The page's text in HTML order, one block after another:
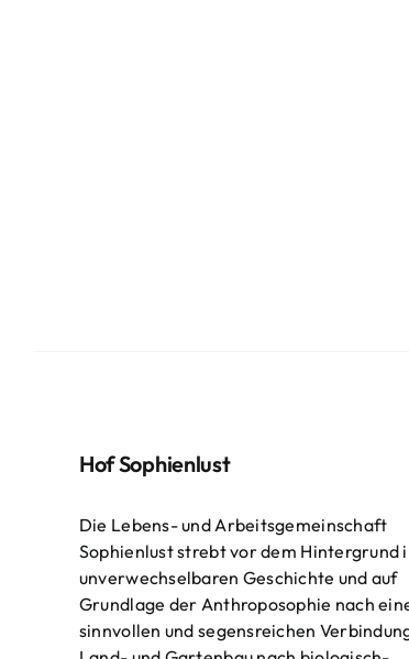
Hof Sophienlust
Die Lebens- und Arbeitsgemeinschaft
Sophienlust strebt vor dem Hintergrund
unverwechselbaren Geschichte und auf
Grundlage der Anthroposophie nach
sinnvollen und segensreichen